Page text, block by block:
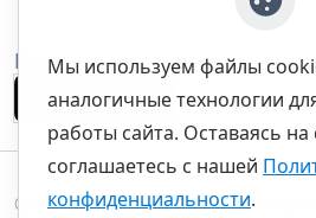
Приложение
©thecommunity.ru 2026. Все
Мы используем файлы
аналогичные технологии
работы сайта. Оставаясь на
соглашаетесь с нашей
конфиденциальности.